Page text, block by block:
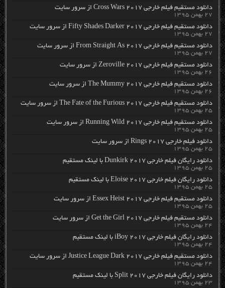
دانلود مستقیم فیلم خارجی Cross Wars 2017 از سرور سایت
۲۷ بهمن ۱۳۹۵
دانلود مستقیم فیلم خارجی Fifty Shades Darker 2017 از سرور سایت
۲۷ بهمن ۱۳۹۵
دانلود مستقیم فیلم خارجی From Straight As 2017 از سرور سایت
۲۷ بهمن ۱۳۹۵
دانلود مستقیم فیلم خارجی Zeroville 2017 از سرور سایت
۲۶ بهمن ۱۳۹۵
دانلود مستقیم فیلم خارجی The Mummy 2017 از سرور سایت
۲۶ بهمن ۱۳۹۵
دانلود مستقیم فیلم خارجی The Fate of the Furious 2017 از سرور سایت
۲۵ بهمن ۱۳۹۵
دانلود مستقیم فیلم خارجی Running Wild 2017 از سرور سایت
۲۵ بهمن ۱۳۹۵
دانلود فیلم خارجی Rings 2017 از سرور سایت
۲۵ بهمن ۱۳۹۵
دانلود رایگان فیلم خارجی Dunkirk 2017 با لینک مستقیم
۲۵ بهمن ۱۳۹۵
دانلود رایگان فیلم خارجی Eloise 2017 با لینک مستقیم
۲۵ بهمن ۱۳۹۵
دانلود مستقیم فیلم خارجی Essex Heist 2017 از سرور سایت
۲۵ بهمن ۱۳۹۵
دانلود مستقیم فیلم خارجی Get the Girl 2017 از سرور سایت
۲۴ بهمن ۱۳۹۵
دانلود رایگان فیلم خارجی iBoy 2017 با لینک مستقیم
۲۴ بهمن ۱۳۹۵
دانلود مستقیم فیلم خارجی Justice League Dark 2017 از سرور سایت
۲۴ بهمن ۱۳۹۵
دانلود رایگان فیلم خارجی Split 2017 با لینک مستقیم
۲۳ بهمن ۱۳۹۵